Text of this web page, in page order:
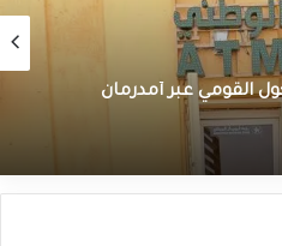
القومي عبر أمدرمان